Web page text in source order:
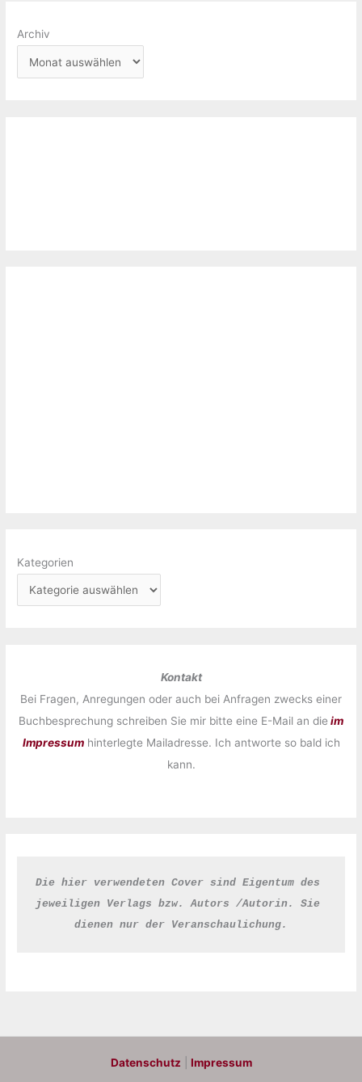
Archiv
Kategorien
Kontakt
Bei Fragen, Anregungen oder auch bei Anfragen zwecks einer
Buchbesprechung schreiben Sie mir bitte eine E-Mail an die im
Impressumhinterlegte Mailadresse. Ich antworte so bald ich
kann.
Die hier verwendeten Cover sind Eigentum des
jeweiligen Verlags bzw. Autors /Autorin. Sie
dienen nur der Veranschaulichung.
Datenschutz Impressum